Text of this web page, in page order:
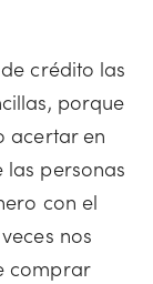
crédito las
porque
acertar en
las personas
con el
nos
comprar